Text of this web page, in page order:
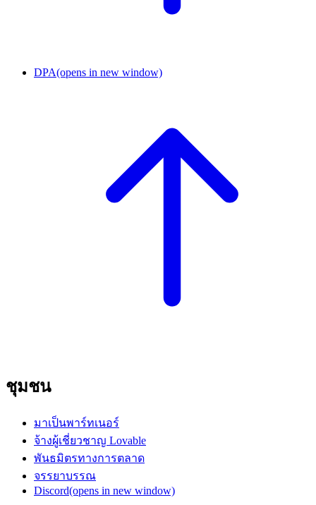
DPA(opens in new window)
ชุมชน
มาเป็นพาร์ทเนอร์
จ้างผู้เชี่ยวชาญ Lovable
พันธมิตรทางการตลาด
จรรยาบรรณ
Discord(opens in new window)